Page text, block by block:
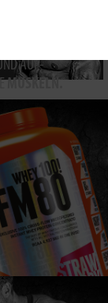
AUF-
MUSKELN.
jsme a jak